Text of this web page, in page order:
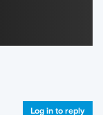
Log in to reply